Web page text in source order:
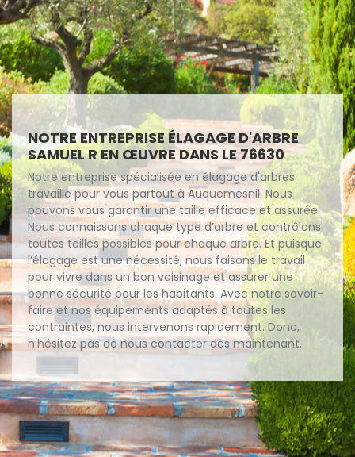
NOTRE ENTREPRISE ÉLAGAGE D'ARBRE
SAMUEL R EN ŒUVRE DANS LE 76630
Notre entreprise spécialisée en élagage d'arbres
travaille pour vous partout à Auquemesnil. Nous
pouvons vous garantir une taille efficace et assurée.
Nous connaissons chaque type d’arbre et contrôlons
toutes tailles possibles pour chaque arbre. Et puisque
l’élagage est une nécessité, nous faisons le travail
pour vivre dans un bon voisinage et assurer une
bonne sécurité pour les habitants. Avec notre savoir-
faire et nos équipements adaptés à toutes les
contraintes, nous intervenons rapidement. Donc,
n’hésitez pas de nous contacter dès maintenant.